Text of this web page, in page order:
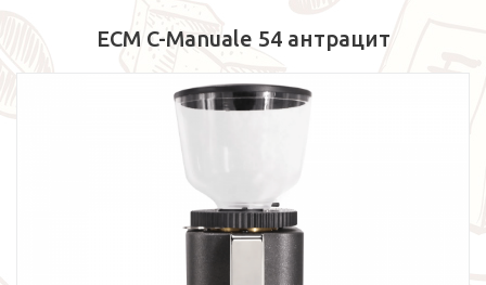
ECM C-Manuale 54 антрацит